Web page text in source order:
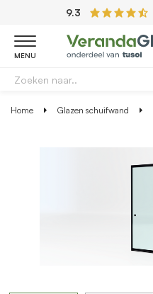
9.3
MENU
Home Glazen schuifwand